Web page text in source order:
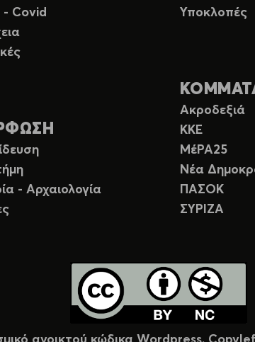
- Covid
- Αρχαιολογία
Υποκλοπές
Ακροδεξιά
ΚΚΕ
ΜέΡΑ25
Νέα
ΠΑΣΟΚ
ΣΥΡΙΖΑ